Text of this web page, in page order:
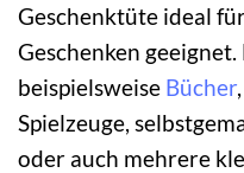
Geschenktüte ideal
Geschenken
beispielsweise Bücher
Spielzeuge,
oder auch mehrere